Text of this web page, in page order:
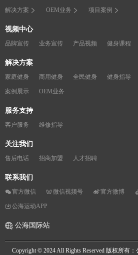
解决方案 OEM业务 项目案例
视频中心
品牌宣传 业务宣传 产品视频 健身课程
解决方案
家庭健身 商用健身 全民健身 健身指导
案例展示 OEM业务
服务支持
客户服务 维修指导
关注我们
售后电话 招商加盟 人才招聘
联系我们
官方微信 微信视频号 官方微博
公海运动APP
公海国际站
Copyright © 2024 All Rights Reserved 版权所有